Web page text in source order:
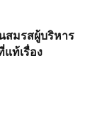
สมรสผู้บริหาร
ท้เรื่อง